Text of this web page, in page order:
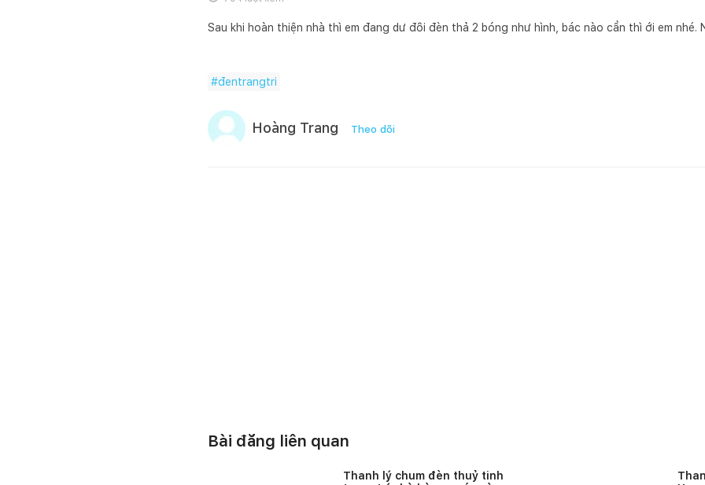
Sau khi hoàn thiện nhà thì em đang dư đôi đèn thả 2 bóng như hình, bác nào cần thì ới em nhé.
#đentrangtri
Hoàng Trang Theo dõi
Bài đăng liên quan
Thanh lý chum đèn thuỷ tinh